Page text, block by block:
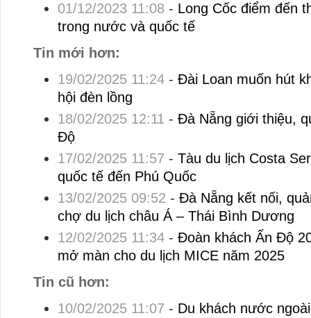
01/12/2023 11:08 - Long Cốc điểm đến
trong nước và quốc tế
Tin mới hơn:
19/02/2025 11:24- Đài Loan muốn hút
hội đèn lồng
18/02/2025 12:11 - Đà Nẵng giới thiệu,
Độ
17/02/2025 11:57 - Tàu du lịch Costa
quốc tế đến Phú Quốc
13/02/2025 09:52 - Đà Nẵng kết nối,
chợ du lịch châu Á – Thái Bình Dương
12/02/2025 11:34- Đoàn khách Ấn Độ
mở màn cho du lịch MICE năm 2025
Tin cũ hơn:
10/02/2025 11:07 - Du khách nước